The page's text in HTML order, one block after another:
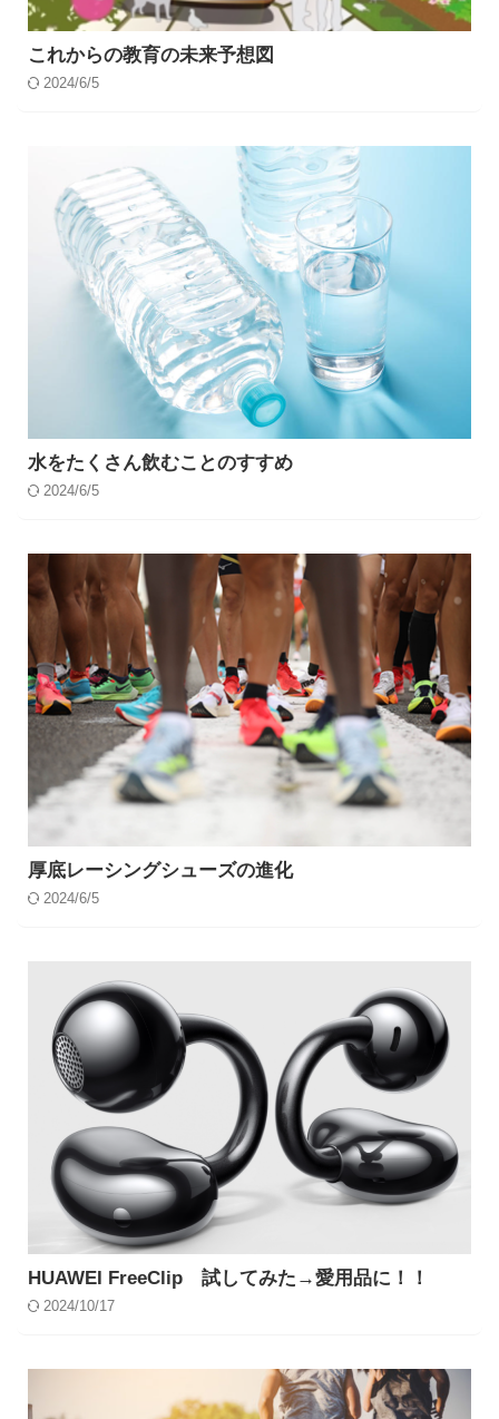
これからの教育の未来予想図
2024/6/5
水をたくさん飲むことのすすめ
2024/6/5
厚底レーシングシューズの進化
2024/6/5
HUAWEI FreeClip 試してみた→愛用品に！！
2024/10/17